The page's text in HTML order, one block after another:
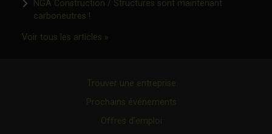
NGA Construction / Structures sont maintenant
carboneutres !Ce lien s'ouvrira dans une nouvelle fenêtre"
Voir tous les articles »Ce lien s'ouvrira dans une nouvelle
Trouver une entreprise
Prochains événements
Offres d’emploi